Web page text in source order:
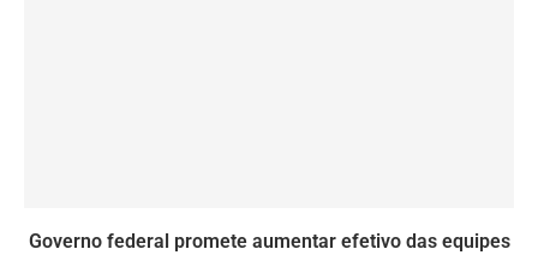
Governo federal promete aumentar efetivo das equipes